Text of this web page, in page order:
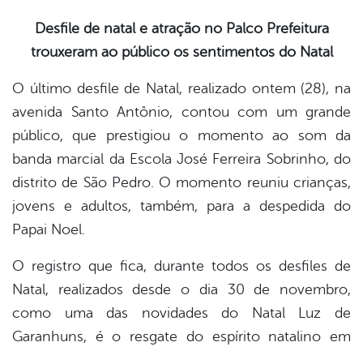
Desfile de natal e atração no Palco Prefeitura
trouxeram ao público os sentimentos do Natal
O último desfile de Natal, realizado ontem (28), na
avenida Santo Antônio, contou com um grande
público, que prestigiou o momento ao som da
banda marcial da Escola José Ferreira Sobrinho, do
distrito de São Pedro. O momento reuniu crianças,
jovens e adultos, também, para a despedida do
Papai Noel.
O registro que fica, durante todos os desfiles de
Natal, realizados desde o dia 30 de novembro,
como uma das novidades do Natal Luz de
Garanhuns, é o resgate do espírito natalino em